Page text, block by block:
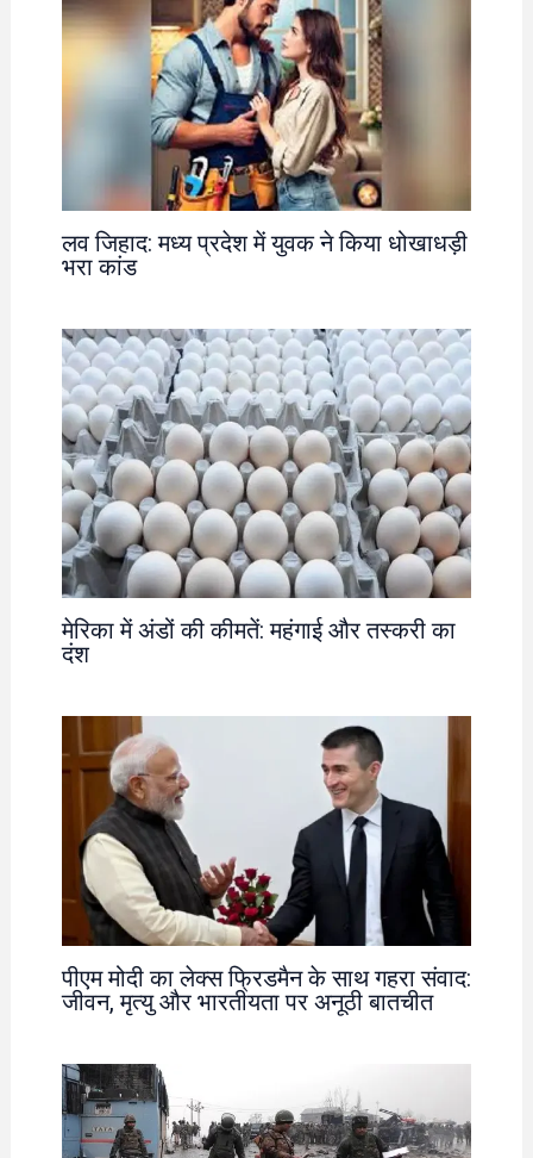
लव जिहाद: मध्य प्रदेश में युवक ने किया धोखाधड़ी
भरा कांड
मेरिका में अंडों की कीमतें: महंगाई और तस्करी का
दंश
पीएम मोदी का लेक्स फ्रिडमैन के साथ गहरा संवाद:
जीवन, मृत्यु और भारतीयता पर अनूठी बातचीत